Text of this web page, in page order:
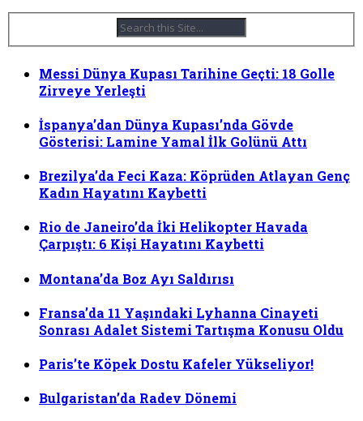
Messi Dünya Kupası Tarihine Geçti: 18 Golle
Zirveye Yerleşti
İspanya’dan Dünya Kupası’nda Gövde
Gösterisi: Lamine Yamal İlk Golünü Attı
Brezilya’da Feci Kaza: Köprüden Atlayan Genç
Kadın Hayatını Kaybetti
Rio de Janeiro’da İki Helikopter Havada
Çarpıştı: 6 Kişi Hayatını Kaybetti
Montana’da Boz Ayı Saldırısı
Fransa’da 11 Yaşındaki Lyhanna Cinayeti
Sonrası Adalet Sistemi Tartışma Konusu Oldu
Paris’te Köpek Dostu Kafeler Yükseliyor!
Bulgaristan’da Radev Dönemi